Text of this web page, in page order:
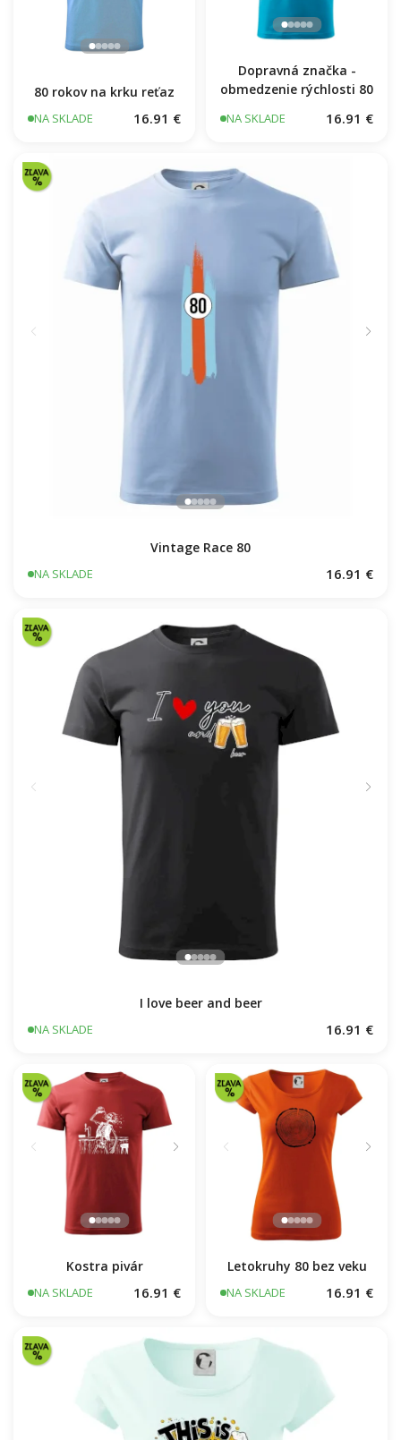
80 rokov na krku reťaz
NA SKLADE 16.91 €
Dopravná značka -
obmedzenie rýchlosti 80
NA SKLADE 16.91 €
Vintage Race 80
NA SKLADE 16.91 €
I love beer and beer
NA SKLADE 16.91 €
Kostra pivár
NA SKLADE 16.91 €
Letokruhy 80 bez veku
NA SKLADE 16.91 €